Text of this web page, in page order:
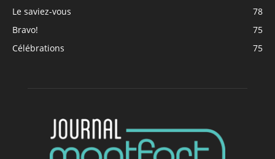
Le saviez-vous
78
Bravo!
75
Célébrations
75